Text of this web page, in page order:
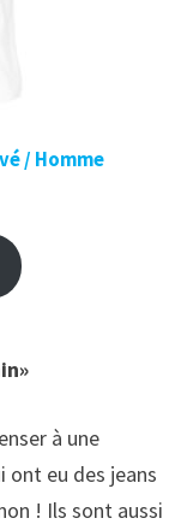
/ Homme
à une
ont eu des jeans
! Ils sont aussi